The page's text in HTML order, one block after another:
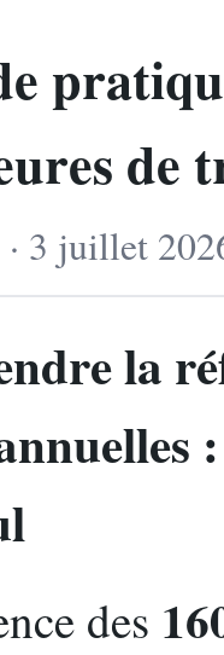
de
3 juillet
la
des